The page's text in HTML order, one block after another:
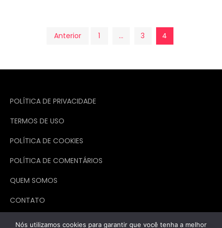
Paginação
de
posts
Anterior 1 … 3 4
POLÍTICA DE PRIVACIDADE
TERMOS DE USO
POLÍTICA DE COOKIES
POLÍTICA DE COMENTÁRIOS
QUEM SOMOS
CONTATO
Nós utilizamos cookies para garantir que você tenha a melhor